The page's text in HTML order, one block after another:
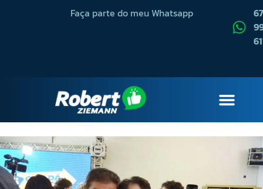
Faça parte do meu Whatsapp
67